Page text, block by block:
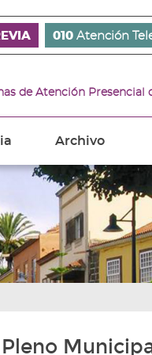
010 Atención
de Atención
Archivo